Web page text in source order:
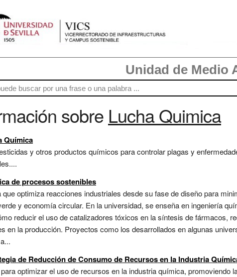
Unidad de Medio
sobre Lucha Quimica
Química
y otros productos químicos para controlar plagas y
de procesos sostenibles
que optimiza reacciones industriales desde su fase de diseño para
y economía circular. En la universidad, se enseña en ingeniería
reducir el uso de catalizadores tóxicos en la síntesis de fármacos,
en la producción. Proyectos como los desarrollados en algunas
de Reducción de Consumo de Recursos en la Industria
optimizar el uso de recursos en la industria química, promoviendo